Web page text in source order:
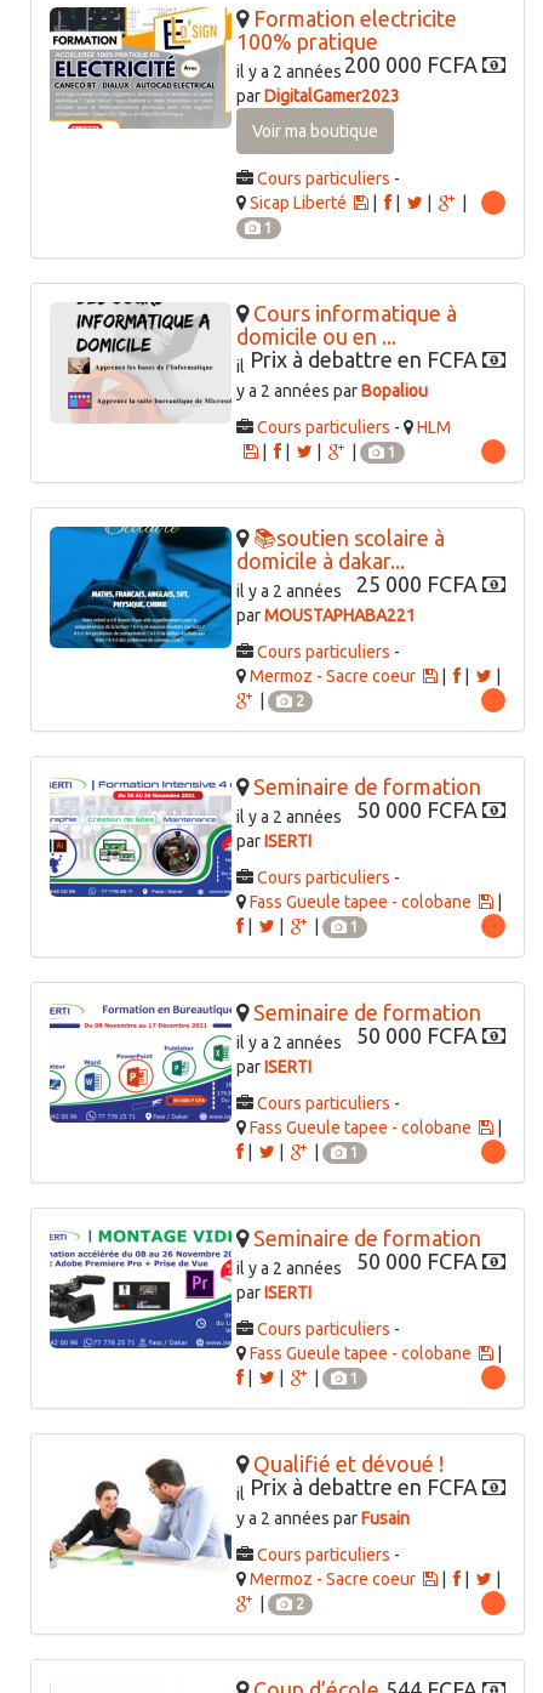
Formation electricite
100% pratique
200 000 FCFA
il y a 2 années
parDigitalGamer2023
Voir ma boutique
Cours particuliers -
Sicap Liberté
|
1
Cours informatique à
domicile ou en ...
Prix à debattre en FCFA
il
y a 2 années parBopaliou
Cours particuliers -
HLM
|
1
📚soutien scolaire à
domicile à dakar...
25 000 FCFA
il y a 2 années
parMOUSTAPHABA221
Cours particuliers -
Mermoz - Sacre coeur
|
2
Seminaire de formation
50 000 FCFA
il y a 2 années
parISERTI
Cours particuliers -
Fass Gueule tapee - colobane
1
Seminaire de formation
50 000 FCFA
il y a 2 années
parISERTI
Cours particuliers -
Fass Gueule tapee - colobane
1
Seminaire de formation
50 000 FCFA
il y a 2 années
parISERTI
Cours particuliers -
Fass Gueule tapee - colobane
1
Qualifié et dévoué !
Prix à debattre en FCFA
il
y a 2 années parFusain
Cours particuliers -
Mermoz - Sacre coeur
|
2